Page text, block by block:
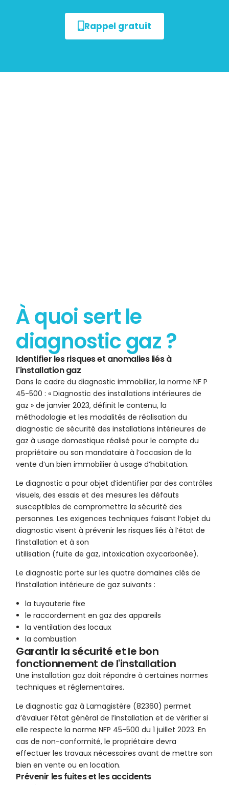
Rappel gratuit
À quoi sert le
diagnostic gaz ?
Identifier les risques et anomalies liés à
l'installation gaz
Dans le cadre du diagnostic immobilier, la norme NF P
45-500 : « Diagnostic des installations intérieures de
gaz » de janvier 2023, définit le contenu, la
méthodologie et les modalités de réalisation du
diagnostic de sécurité des installations intérieures de
gaz à usage domestique réalisé pour le compte du
propriétaire ou son mandataire à l’occasion de la
vente d’un bien immobilier à usage d’habitation.
Le diagnostic a pour objet d’identifier par des contrôles
visuels, des essais et des mesures les défauts
susceptibles de compromettre la sécurité des
personnes. Les exigences techniques faisant l’objet du
diagnostic visent à prévenir les risques liés à l’état de
l’installation et à son
utilisation (fuite de gaz, intoxication oxycarbonée).
Le diagnostic porte sur les quatre domaines clés de
l’installation intérieure de gaz suivants :
la tuyauterie fixe
le raccordement en gaz des appareils
la ventilation des locaux
la combustion
Garantir la sécurité et le bon
fonctionnement de l'installation
Une installation gaz doit répondre à certaines normes
techniques et réglementaires.
Le diagnostic gaz à Lamagistère (82360) permet
d’évaluer l’état général de l’installation et de vérifier si
elle respecte la norme NFP 45-500 du 1 juillet 2023. En
cas de non-conformité, le propriétaire devra
effectuer les travaux nécessaires avant de mettre son
bien en vente ou en location.
Prévenir les fuites et les accidents